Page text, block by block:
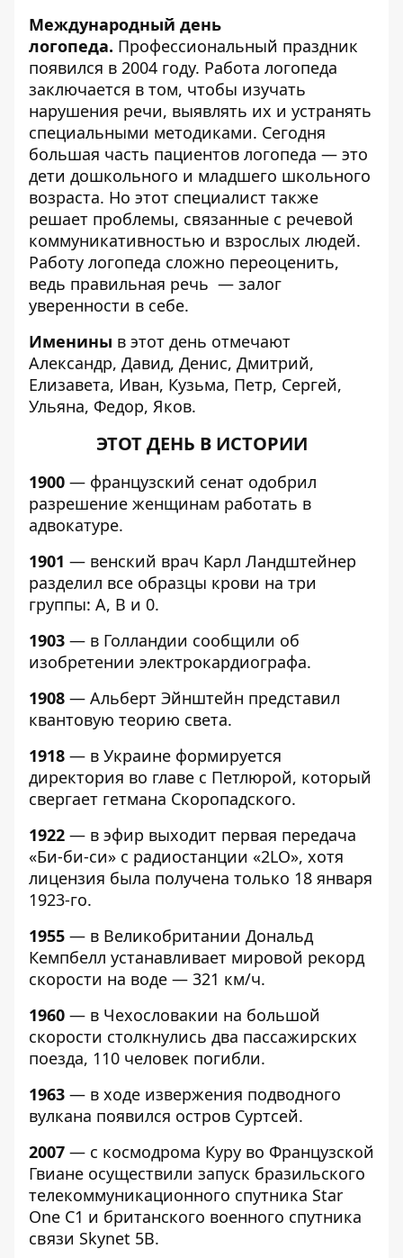
Международный день
логопеда. Профессиональный праздник
появился в 2004 году. Работа логопеда
заключается в том, чтобы изучать
нарушения речи, выявлять их и устранять
специальными методиками. Сегодня
большая часть пациентов логопеда — это
дети дошкольного и младшего школьного
возраста. Но этот специалист также
решает проблемы, связанные с речевой
коммуникативностью и взрослых людей.
Работу логопеда сложно переоценить,
ведь правильная речь — залог
уверенности в себе.
Именины в этот день отмечают
Александр, Давид, Денис, Дмитрий,
Елизавета, Иван, Кузьма, Петр, Сергей,
Ульяна, Федор, Яков.
ЭТОТ ДЕНЬ В ИСТОРИИ
1900 — французский сенат одобрил
разрешение женщинам работать в
адвокатуре.
1901 — венский врач Карл Ландштейнер
разделил все образцы крови на три
группы: А, В и 0.
1903 — в Голландии сообщили об
изобретении электрокардиографа.
1908 — Альберт Эйнштейн представил
квантовую теорию света.
1918 — в Украине формируется
директория во главе с Петлюрой, который
свергает гетмана Скоропадского.
1922 — в эфир выходит первая передача
«Би-би-си» с радиостанции «2LO», хотя
лицензия была получена только 18 января
1923-го.
1955 — в Великобритании Дональд
Кемпбелл устанавливает мировой рекорд
скорости на воде — 321 км/ч.
1960 — в Чехословакии на большой
скорости столкнулись два пассажирских
поезда, 110 человек погибли.
1963 — в ходе извержения подводного
вулкана появился остров Суртсей.
2007 — с космодрома Куру во Французской
Гвиане осуществили запуск бразильского
телекоммуникационного спутника Star
One C1 и британского военного спутника
связи Skynet 5B.